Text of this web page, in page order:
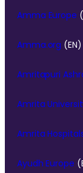
Amma Europe
Amma.org (EN)
Amritapuri
Amrita
Amrita
Ayudh Europe